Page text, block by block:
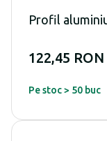
Profil
122,45 RON
Pe stoc > 50 buc